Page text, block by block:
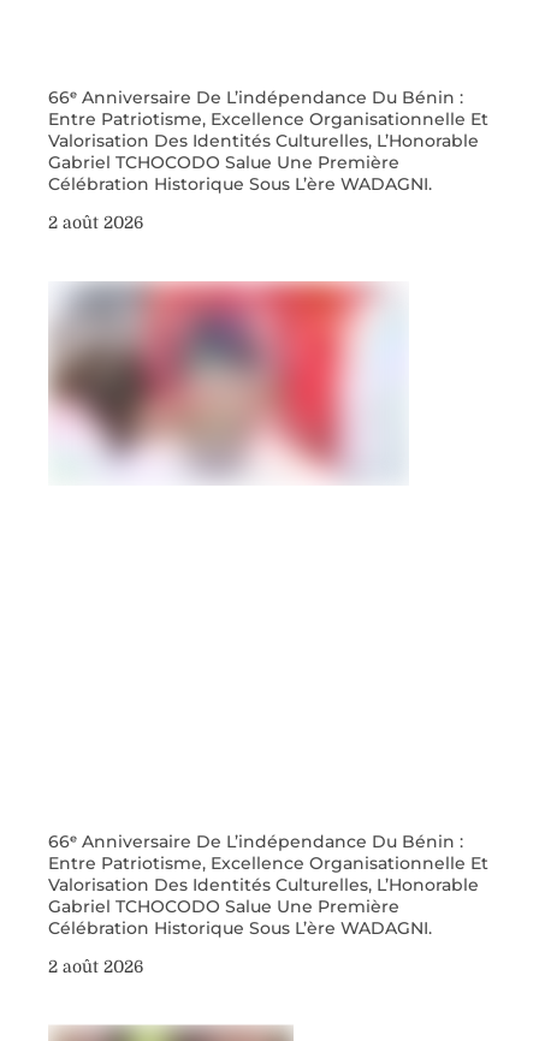
66ᵉ Anniversaire De L’indépendance Du Bénin :
Entre Patriotisme, Excellence Organisationnelle Et
Valorisation Des Identités Culturelles, L’Honorable
Gabriel TCHOCODO Salue Une Première
Célébration Historique Sous L’ère WADAGNI.
2 août 2026
66ᵉ Anniversaire De L’indépendance Du Bénin :
Entre Patriotisme, Excellence Organisationnelle Et
Valorisation Des Identités Culturelles, L’Honorable
Gabriel TCHOCODO Salue Une Première
Célébration Historique Sous L’ère WADAGNI.
2 août 2026